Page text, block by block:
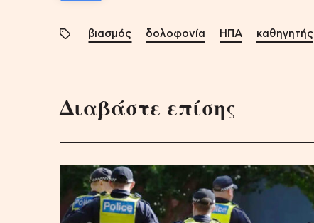
βιασμός δολοφονία ΗΠΑ καθηγητής
Διαβάστε επίσης